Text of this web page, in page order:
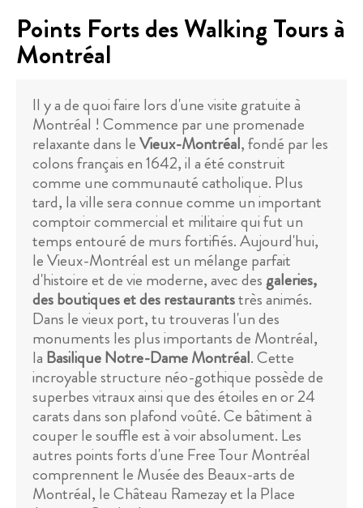
Points Forts des Walking Tours à
Montréal
Il y a de quoi faire lors d'une visite gratuite à
Montréal ! Commence par une promenade
relaxante dans leVieux-Montréal, fondé par les
colons français en 1642, il a été construit
comme une communauté catholique. Plus
tard, la ville sera connue comme un important
comptoir commercial et militaire qui fut un
temps entouré de murs fortifiés. Aujourd'hui,
le Vieux-Montréal est un mélange parfait
d'histoire et de vie moderne, avec desgaleries,
des boutiques et des restaurantstrès animés.
Dans le vieux port, tu trouveras l'un des
monuments les plus importants de Montréal,
la Basilique Notre-Dame Montréal. Cette
incroyable structure néo-gothique possède de
superbes vitraux ainsi que des étoiles en or 24
carats dans son plafond voûté. Ce bâtiment à
couper le souffle est à voir absolument. Les
autres points forts d'une Free Tour Montréal
comprennent le Musée des Beaux-arts de
Montréal, le Château Ramezay et la Place